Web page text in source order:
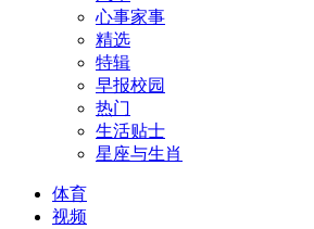
心事家事
精选
特辑
早报校园
热门
生活贴士
星座与生肖
体育
视频